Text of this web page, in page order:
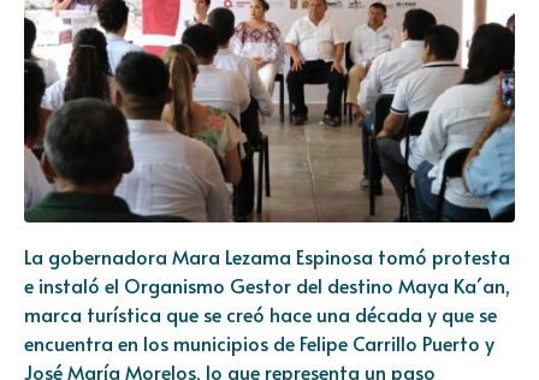
La gobernadora Mara Lezama Espinosa tomó protesta
e instaló el Organismo Gestor del destino Maya Ka´an,
marca turística que se creó hace una década y que se
encuentra en los municipios de Felipe Carrillo Puerto y
José María Morelos, lo que representa un paso